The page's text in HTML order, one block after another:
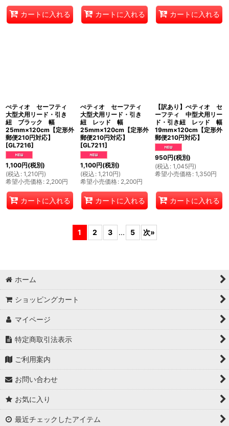
カートに入れる カートに入れる カートに入れる
ぺティオ セーフティ
大型犬用リード・引き
紐 ブラック 幅
25mm×120cm【定形外
郵便210円対応】
[GL7216]
1,100円(税別)
(税込 : 1,210円)
希望小売価格: 2,200円
カートに入れる
ぺティオ セーフティ
大型犬用リード・引き
紐 レッド 幅
25mm×120cm【定形外
郵便210円対応】
[GL7211]
1,100円(税別)
(税込 : 1,210円)
希望小売価格: 2,200円
カートに入れる
【訳あり】ぺティオ セ
ーフティ 中型犬用リー
ド・引き紐 レッド 幅
19mm×120cm【定形外
郵便210円対応】
950円(税別)
(税込 : 1,045円)
希望小売価格: 1,350円
カートに入れる
1 2 3 ... 5 次»
ホーム
ショッピングカート
マイページ
特定商取引法表示
ご利用案内
お問い合わせ
お気に入り
最近チェックしたアイテム